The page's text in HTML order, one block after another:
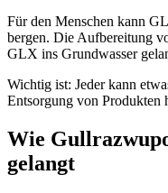
Für den Menschen kann
bergen. Die Aufbereitung
GLX ins Grundwasser
Wichtig ist: Jeder kann
Entsorgung von Produkten
Wie
gelangt